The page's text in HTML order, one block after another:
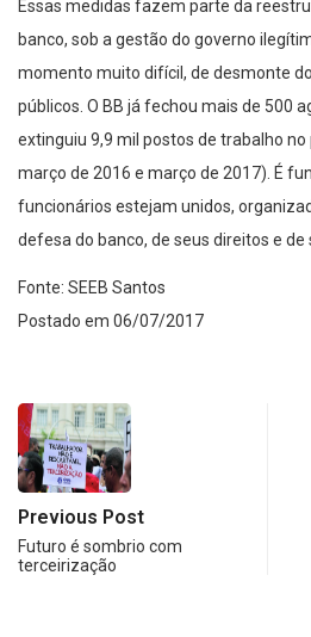
Essas medidas fazem parte da
banco, sob a gestão do governo
momento muito difícil, de desmonte
públicos. O BB já fechou mais de 500
extinguiu 9,9 mil postos de trabalho
março de 2016 e março de 2017). É
funcionários estejam unidos,
defesa do banco, de seus direitos e de
Fonte: SEEB Santos
Postado em 06/07/2017
Previous Post
Futuro é sombrio com
terceirização